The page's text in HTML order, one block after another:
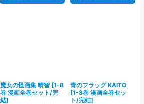
魔女の怪画集 晴智 [1-8
巻 漫画全巻セット/完
結]
青のフラッグ KAITO
[1-8巻 漫画全巻セッ
ト/完結]